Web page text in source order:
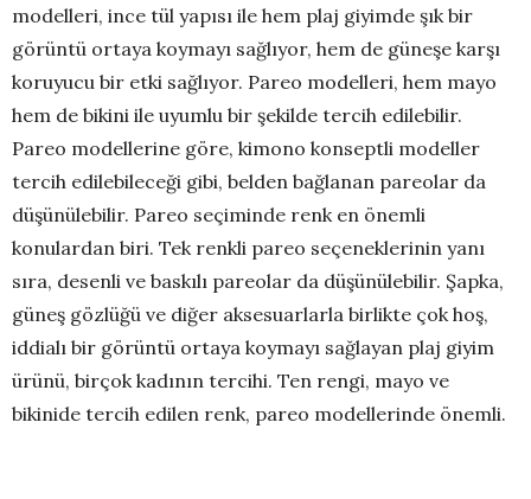
modelleri, ince tül yapısı ile hem plaj giyimde şık bir
görüntü ortaya koymayı sağlıyor, hem de güneşe karşı
koruyucu bir etki sağlıyor. Pareo modelleri, hem mayo
hem de bikini ile uyumlu bir şekilde tercih edilebilir.
Pareo modellerine göre, kimono konseptli modeller
tercih edilebileceği gibi, belden bağlanan pareolar da
düşünülebilir. Pareo seçiminde renk en önemli
konulardan biri. Tek renkli pareo seçeneklerinin yanı
sıra, desenli ve baskılı pareolar da düşünülebilir. Şapka,
güneş gözlüğü ve diğer aksesuarlarla birlikte çok hoş,
iddialı bir görüntü ortaya koymayı sağlayan plaj giyim
ürünü, birçok kadının tercihi. Ten rengi, mayo ve
bikinide tercih edilen renk, pareo modellerinde önemli.